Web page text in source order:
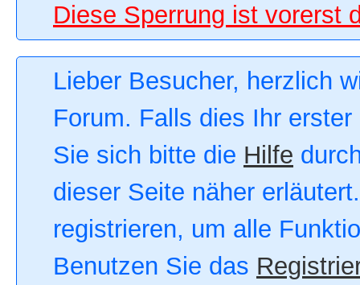
Diese Sperrung ist vorerst
Lieber Besucher, herzlich
Forum. Falls dies Ihr
Sie sich bitte die Hilfe
dieser Seite näher
registrieren, um alle
Benutzen Sie das